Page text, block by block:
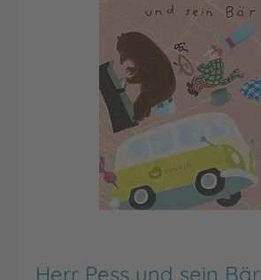
Herr Pess und sein Bär